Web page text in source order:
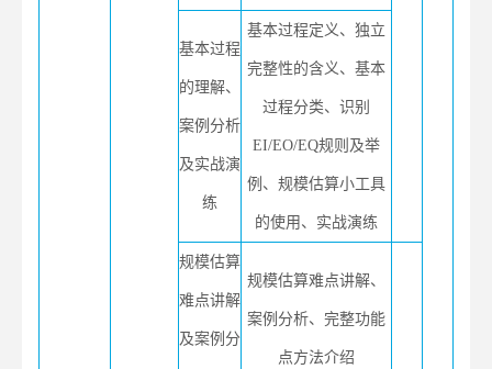
基本过程
的理解、
案例分析
及实战演
练
基本过程定义、独立
完整性的含义、基本
过程分类、识别
EI/EO/EQ规则及举
例、规模估算小工具
的使用、实战演练
规模估算
难点讲解
及案例分
规模估算难点讲解、
案例分析、完整功能
点方法介绍